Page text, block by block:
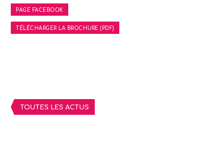
PAGE FACEBOOK
TÉLÉCHARGER LA BROCHURE (PDF)
TOUTES LES ACTUS